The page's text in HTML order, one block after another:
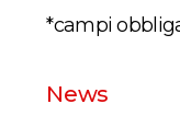
*campi
News